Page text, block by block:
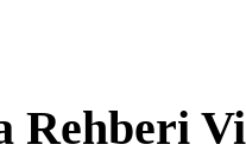
Rehberi